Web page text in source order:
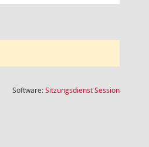
Software:SitzungsdienstSession(Wird in